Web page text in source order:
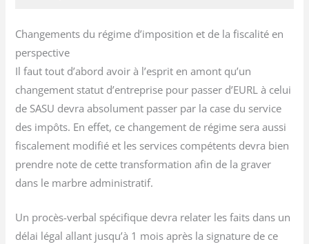
Changements du régime d’imposition et de la fiscalité en
perspective
Il faut tout d’abord avoir à l’esprit en amont qu’un
changement statut d’entreprise pour passer d’EURL à celui
de SASU devra absolument passer par la case du service
des impôts. En effet, ce changement de régime sera aussi
fiscalement modifié et les services compétents devra bien
prendre note de cette transformation afin de la graver
dans le marbre administratif.
Un procès-verbal spécifique devra relater les faits dans un
délai légal allant jusqu’à 1 mois après la signature de ce